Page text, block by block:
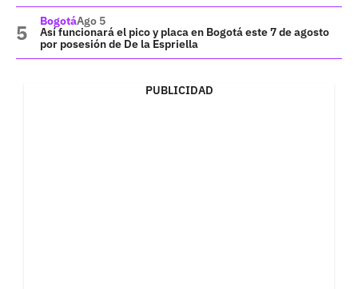
BogotáAgo 5
Así funcionará el pico y placa en Bogotá este 7 de agosto
por posesión de De la Espriella
PUBLICIDAD